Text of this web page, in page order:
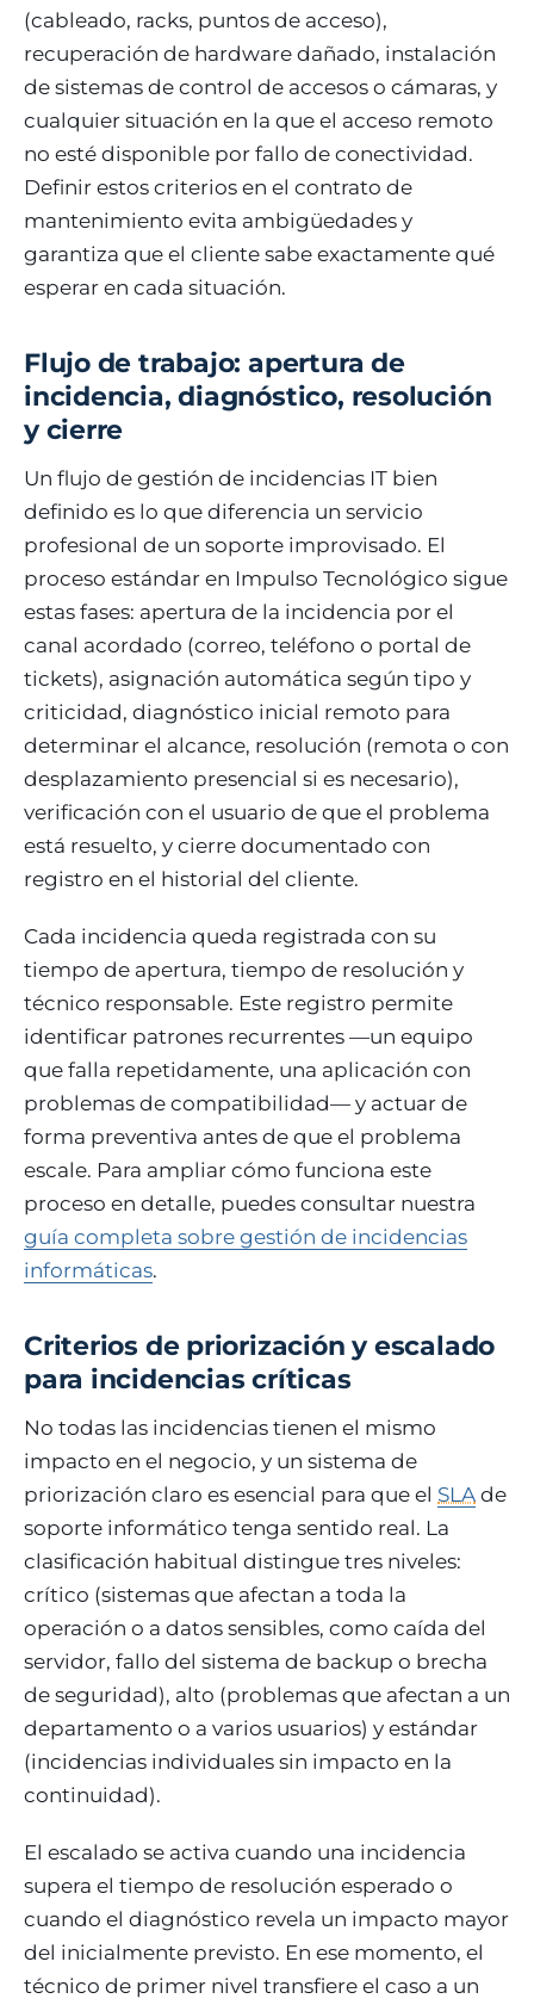
(cableado, racks, puntos de acceso),
recuperación de hardware dañado, instalación
de sistemas de control de accesos o cámaras, y
cualquier situación en la que el acceso remoto
no esté disponible por fallo de conectividad.
Definir estos criterios en el contrato de
mantenimiento evita ambigüedades y
garantiza que el cliente sabe exactamente qué
esperar en cada situación.
Flujo de trabajo: apertura de
incidencia, diagnóstico, resolución
y cierre
Un flujo de gestión de incidencias IT bien
definido es lo que diferencia un servicio
profesional de un soporte improvisado. El
proceso estándar en Impulso Tecnológico sigue
estas fases: apertura de la incidencia por el
canal acordado (correo, teléfono o portal de
tickets), asignación automática según tipo y
criticidad, diagnóstico inicial remoto para
determinar el alcance, resolución (remota o con
desplazamiento presencial si es necesario),
verificación con el usuario de que el problema
está resuelto, y cierre documentado con
registro en el historial del cliente.
Cada incidencia queda registrada con su
tiempo de apertura, tiempo de resolución y
técnico responsable. Este registro permite
identificar patrones recurrentes —un equipo
que falla repetidamente, una aplicación con
problemas de compatibilidad— y actuar de
forma preventiva antes de que el problema
escale. Para ampliar cómo funciona este
proceso en detalle, puedes consultar nuestra
guía completa sobre gestión de incidencias
informáticas.
Criterios de priorización y escalado
para incidencias críticas
No todas las incidencias tienen el mismo
impacto en el negocio, y un sistema de
priorización claro es esencial para que el SLA de
soporte informático tenga sentido real. La
clasificación habitual distingue tres niveles:
crítico (sistemas que afectan a toda la
operación o a datos sensibles, como caída del
servidor, fallo del sistema de backup o brecha
de seguridad), alto (problemas que afectan a un
departamento o a varios usuarios) y estándar
(incidencias individuales sin impacto en la
continuidad).
El escalado se activa cuando una incidencia
supera el tiempo de resolución esperado o
cuando el diagnóstico revela un impacto mayor
del inicialmente previsto. En ese momento, el
técnico de primer nivel transfiere el caso a un